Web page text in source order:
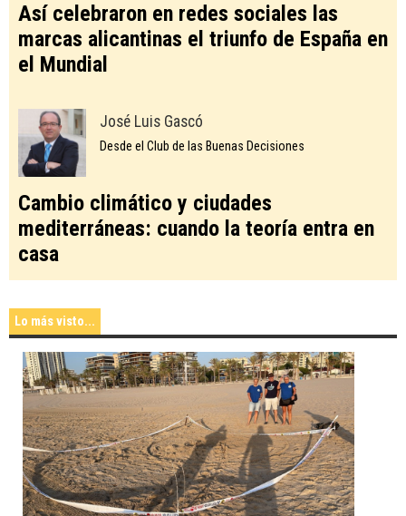
Así celebraron en redes sociales las
marcas alicantinas el triunfo de España en
el Mundial
José Luis Gascó
Desde el Club de las Buenas Decisiones
Cambio climático y ciudades
mediterráneas: cuando la teoría entra en
casa
Lo más visto...